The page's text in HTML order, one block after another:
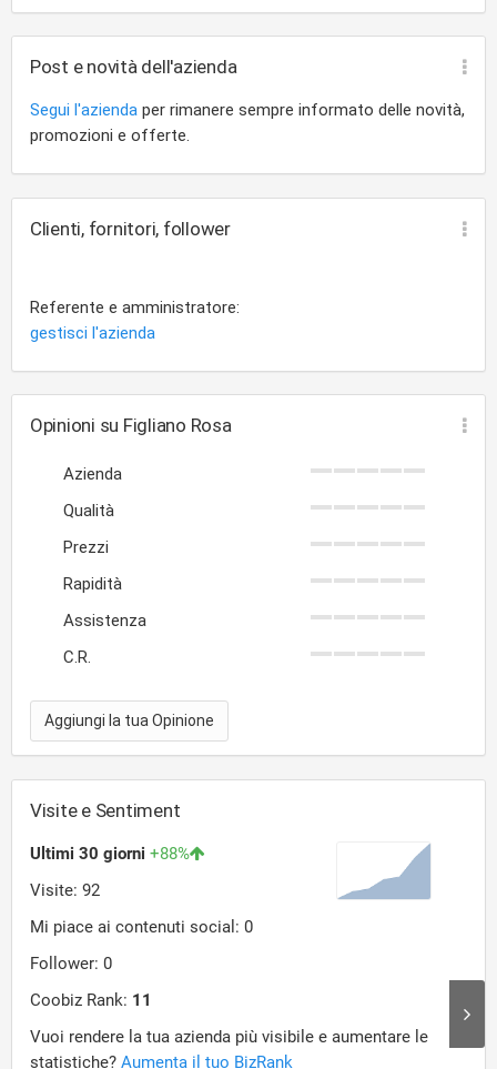
Post e novità dell'azienda
Segui l'azienda per rimanere sempre informato delle novità,
promozioni e offerte.
Clienti, fornitori, follower
Referente e amministratore:
gestisci l'azienda
Opinioni su Figliano Rosa
Azienda
Qualità
Prezzi
Rapidità
Assistenza
C.R.
Aggiungi la tua Opinione
Visite e Sentiment